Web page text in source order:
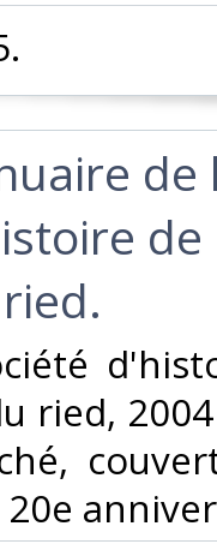
de
ried,
20e